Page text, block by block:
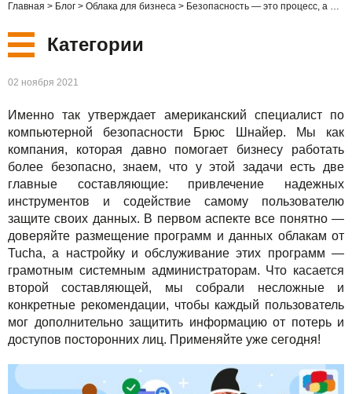
TuchaMetal
TuchaBackup
TuchaHosting
TuchaSync
Хостинг сайтов-конструкторов
Удаленный офис
Реселінг хостингу
Компания
Карьера
Контакты
Главная Блог Облака для бизнеса Безопасность — это процесс, а не результат
Категории
Новые
Сервисы
Решения
Для бизнеса
Техподдержка
Инструкции
FAQ
Интервью
Авторская колонка
02 ноября 2021
Именно так утверждает американский специалист по
компьютерной безопасности Брюс Шнайер. Мы как
компания, которая давно помогает бизнесу работать
более безопасно, знаем, что у этой задачи есть две
главные составляющие: привлечение надежных
инструментов и содействие самому пользователю
защите своих данных. В первом аспекте все понятно —
доверяйте размещение программ и данных облакам от
Tucha, а настройку и обслуживание этих программ —
грамотным системным администраторам. Что касается
второй составляющей, мы собрали несложные и
конкретные рекомендации, чтобы каждый пользователь
мог дополнительно защитить информацию от потерь и
доступов посторонних лиц. Применяйте уже сегодня!